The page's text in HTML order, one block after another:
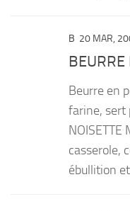
B 20 MAR,
Beurre en
farine, sert
casserole,
ébullition